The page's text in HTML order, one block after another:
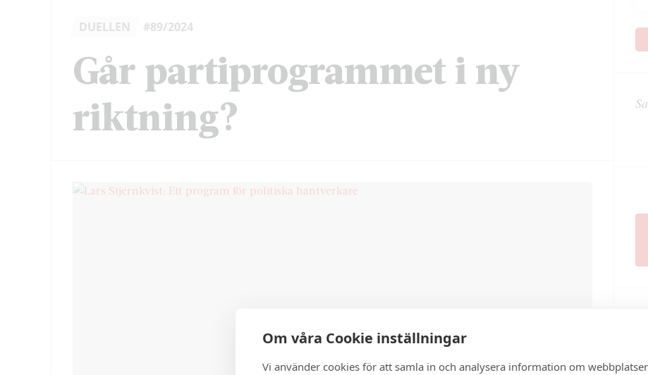
Om våra Cookie inställningar
Vi använder cookies för att samla in och analysera information om
DUELLEN #89/2024
Går partiprogrammet i ny
riktning?